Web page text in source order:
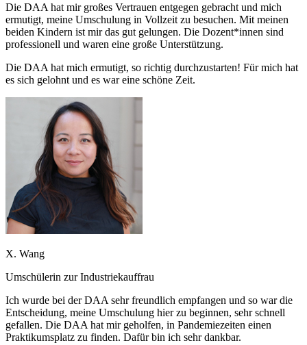
Die DAA hat mir großes Vertrauen entgegen gebracht und mich
ermutigt, meine Umschulung in Vollzeit zu besuchen. Mit meinen
beiden Kindern ist mir das gut gelungen. Die Dozent*innen sind
professionell und waren eine große Unterstützung.
Die DAA hat mich ermutigt, so richtig durchzustarten! Für mich hat
es sich gelohnt und es war eine schöne Zeit.
X. Wang
Umschülerin zur Industriekauffrau
Ich wurde bei der DAA sehr freundlich empfangen und so war die
Entscheidung, meine Umschulung hier zu beginnen, sehr schnell
gefallen. Die DAA hat mir geholfen, in Pandemiezeiten einen
Praktikumsplatz zu finden. Dafür bin ich sehr dankbar.